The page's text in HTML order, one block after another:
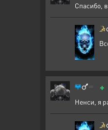
Спасибо,
+
Ненси, я